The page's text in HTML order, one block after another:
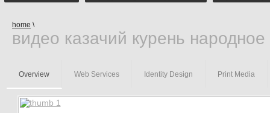
home \
видео казачий курень народное
Overview Web Services Identity Design Print Media